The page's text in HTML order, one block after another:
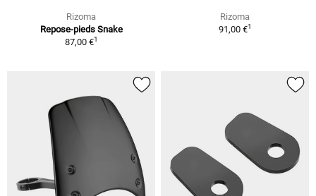
Rizoma
Repose-pieds Snake
87,00 €1
Rizoma
91,00 €1